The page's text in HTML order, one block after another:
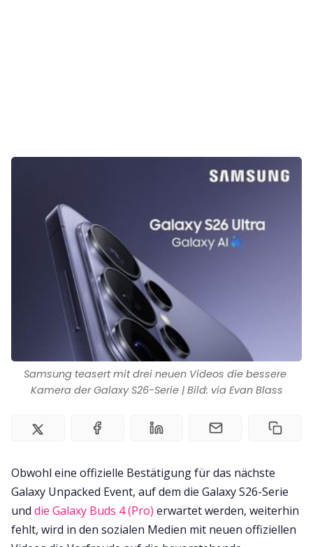
Zusammenarbeit
Impressum
Samsung teasert mit drei neuen Videos die bessere
Kamera der Galaxy S26-Serie | Bild: via Evan Blass
Obwohl eine offizielle Bestätigung für das nächste
Galaxy Unpacked Event, auf dem die Galaxy S26-Serie
und die Galaxy Buds 4 (Pro) erwartet werden, weiterhin
fehlt, wird in den sozialen Medien mit neuen offiziellen